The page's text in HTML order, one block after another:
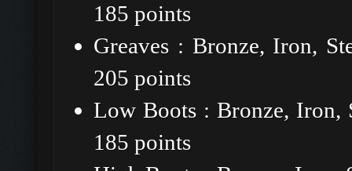
185 points
Greaves : Bronze, Iron,
205 points
Low Boots : Bronze, Iron,
185 points